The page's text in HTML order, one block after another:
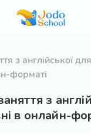
з англійської
форматі
з
в онлайн-